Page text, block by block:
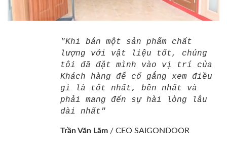
"Khi bán một sản phẩm chất
lượng với vật liệu tốt, chúng
tôi đã đặt mình vào vị trí của
Khách hàng để cố gắng xem điều
gì là tốt nhất, bền nhất và
phải mang đến sự hài lòng lâu
dài nhất"
Trần Văn Lãm / CEO SAIGONDOOR